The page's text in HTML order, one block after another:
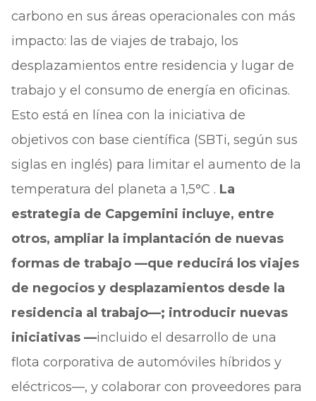
carbono en sus áreas operacionales con más
impacto: las de viajes de trabajo, los
desplazamientos entre residencia y lugar de
trabajo y el consumo de energía en oficinas.
Esto está en línea con la iniciativa de
objetivos con base científica (SBTi, según sus
siglas en inglés) para limitar el aumento de la
temperatura del planeta a 1,5°C . La
estrategia de Capgemini incluye, entre
otros, ampliar la implantación de nuevas
formas de trabajo —que reducirá los viajes
de negocios y desplazamientos desde la
residencia al trabajo—; introducir nuevas
iniciativas —incluido el desarrollo de una
flota corporativa de automóviles híbridos y
eléctricos—, y colaborar con proveedores para